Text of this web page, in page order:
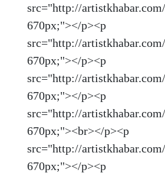
src="http://
670px;"></
src="http://
670px;"></
src="http://
670px;"></
src="http://
src="http://
670px;"></